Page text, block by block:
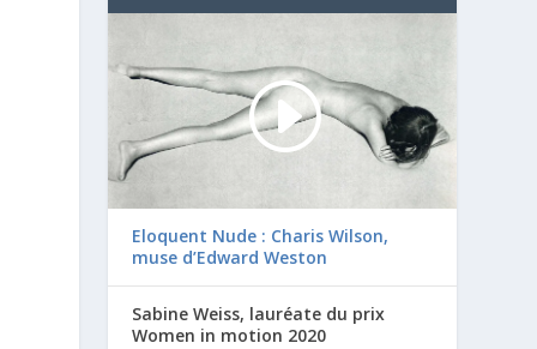
Eloquent Nude : Charis Wilson,
muse d’Edward Weston
Sabine Weiss, lauréate du prix
Women in motion 2020